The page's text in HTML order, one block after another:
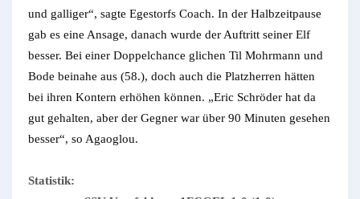
und galliger“, sagte Egestorfs Coach. In der Halbzeitpause
gab es eine Ansage, danach wurde der Auftritt seiner Elf
besser. Bei einer Doppelchance glichen Til Mohrmann und
Bode beinahe aus (58.), doch auch die Platzherren hätten
bei ihren Kontern erhöhen können. „Eric Schröder hat da
gut gehalten, aber der Gegner war über 90 Minuten gesehen
besser“, so Agaoglou.
Statistik: